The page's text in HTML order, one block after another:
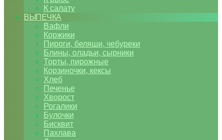
К салату
ВЫПЕЧКА
Вафли
Коржики
Пироги, беляши, чебуреки
Блины, оладьи, сырники
Торты, пирожные
Корзиночки, кексы
Хлеб
Печенье
Хворост
Рогалики
Булочки
Бисквит
Пахлава